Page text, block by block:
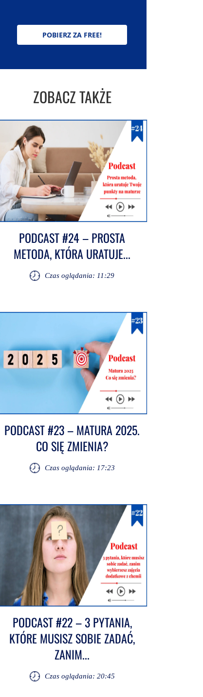
POBIERZ ZA FREE!
ZOBACZ TAKŻE
PODCAST #24 – PROSTA
METODA, KTÓRA URATUJE...
Czas oglądania: 11:29
PODCAST #23 – MATURA 2025.
CO SIĘ ZMIENIA?
Czas oglądania: 17:23
PODCAST #22 – 3 PYTANIA,
KTÓRE MUSISZ SOBIE ZADAĆ,
ZANIM...
Czas oglądania: 20:45